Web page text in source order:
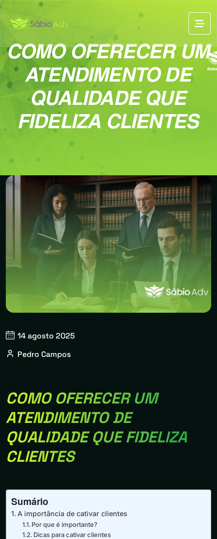
COMO OFERECER UM
ATENDIMENTO DE
QUALIDADE QUE
FIDELIZA CLIENTES
14 agosto 2025
Pedro Campos
COMO OFERECER UM
ATENDIMENTO DE
QUALIDADE QUE FIDELIZA
CLIENTES
Sumário
A importância de cativar clientes
Por que é importante?
Dicas para cativar clientes